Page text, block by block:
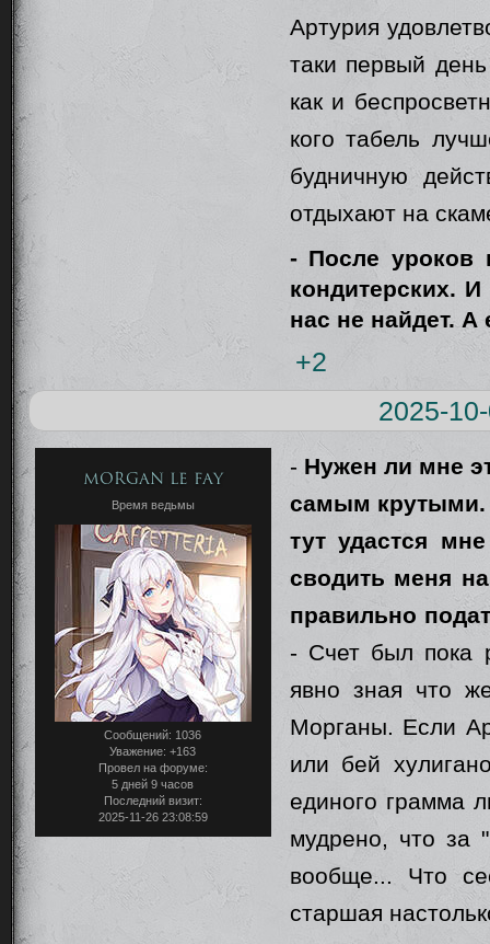
Артурия
таки первый
как и
кого табель
будничную
отдыхают на
- После уроков
кондитерских.
нас не найдет. А
+2
2025-
Morgan le Fay
Время ведьмы
Сообщений: 1036
Уважение: +163
Провел на форуме:
5 дней 9 часов
Последний визит:
2025-11-26 23:08:59
- Нужен ли мне
самым крутыми.
тут удастся
сводить меня
правильно
- Счет был пока
явно зная что
Морганы. Если
или бей
единого грамма
мудрено, что за
вообще... Что
старшая